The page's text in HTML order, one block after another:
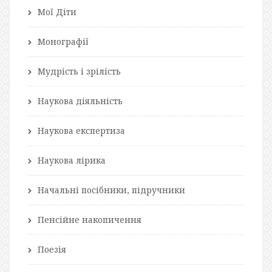
Мої Діти
Монографії
Мудрість і зрілість
Наукова діяльність
Наукова експертиза
Наукова лірика
Начальні посібники, підручники
Пенсійне накопичення
Поезія